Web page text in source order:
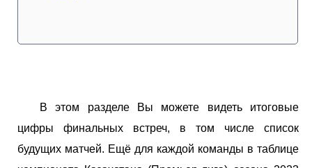
В этом разделе Вы можете видеть итоговые
цифры финальных встреч, в том числе список
будущих матчей. Ещё для каждой команды в таблице